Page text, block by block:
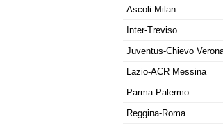
Ascoli-Milan
Inter-Treviso
Juventus-Chievo
Lazio-ACR Messina
Parma-Palermo
Reggina-Roma